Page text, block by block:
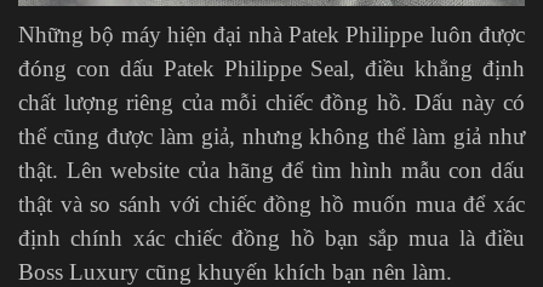
Những bộ máy hiện đại nhà Patek Philippe luôn được
đóng con dấu Patek Philippe Seal, điều khẳng định
chất lượng riêng của mỗi chiếc đồng hồ. Dấu này có
thể cũng được làm giả, nhưng không thể làm giả như
thật. Lên website của hãng để tìm hình mẫu con dấu
thật và so sánh với chiếc đồng hồ muốn mua để xác
định chính xác chiếc đồng hồ bạn sắp mua là điều
Boss Luxury cũng khuyến khích bạn nên làm.